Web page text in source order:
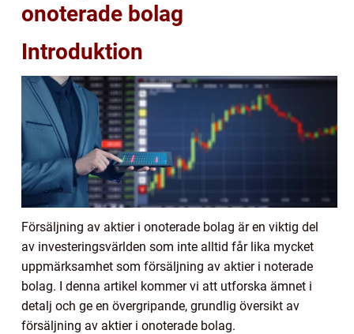
onoterade bolag
Introduktion
Försäljning av aktier i onoterade bolag är en viktig del
av investeringsvärlden som inte alltid får lika mycket
uppmärksamhet som försäljning av aktier i noterade
bolag. I denna artikel kommer vi att utforska ämnet i
detalj och ge en övergripande, grundlig översikt av
försäljning av aktier i onoterade bolag.